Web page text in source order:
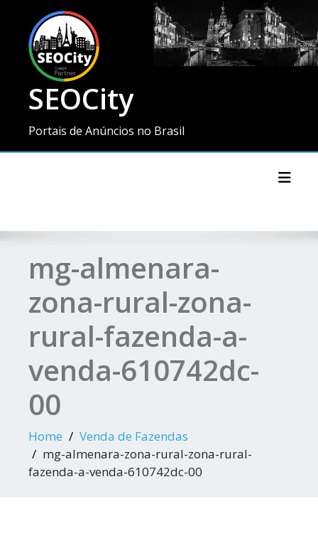
SEOCity
Portais de Anúncios no Brasil
mg-almenara-
zona-rural-zona-
rural-fazenda-a-
venda-610742dc-
00
Home
Venda de Fazendas
mg-almenara-zona-rural-zona-rural-
fazenda-a-venda-610742dc-00